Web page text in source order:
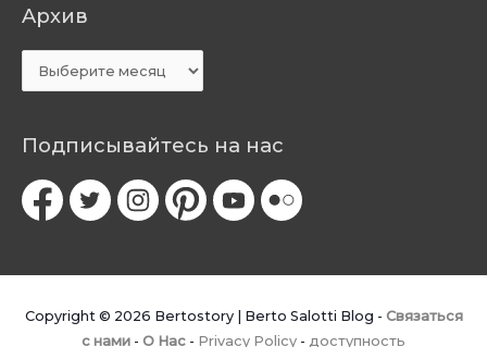
Aрхив
Aрхив
Подписывайтесь на нас
Copyright © 2026 Bertostory | Berto Salotti Blog - Связаться
с нами - O Hac - Privacy Policy - доступность